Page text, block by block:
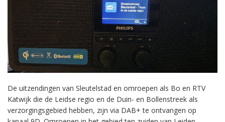
De uitzendingen van Sleutelstad en omroepen als Bo en RTV
Katwijk die de Leidse regio en de Duin- en Bollenstreek als
verzorgingsgebied hebben, zijn via DAB+ te ontvangen op